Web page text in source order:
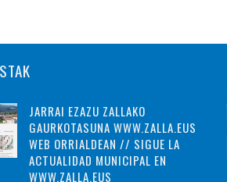
JARRAI EZAZU ZALLAKO
GAURKOTASUNA WWW.ZALLA.EUS
WEB ORRIALDEAN // SIGUE LA
ACTUALIDAD MUNICIPAL EN
WWW.ZALLA.EUS